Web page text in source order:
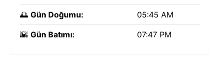
🌅 Gün Doğumu: 05:45 AM
🌇 Gün Batımı: 07:47 PM